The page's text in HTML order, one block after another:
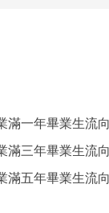
滿一年畢業生流
滿三年畢業生流
滿五年畢業生流